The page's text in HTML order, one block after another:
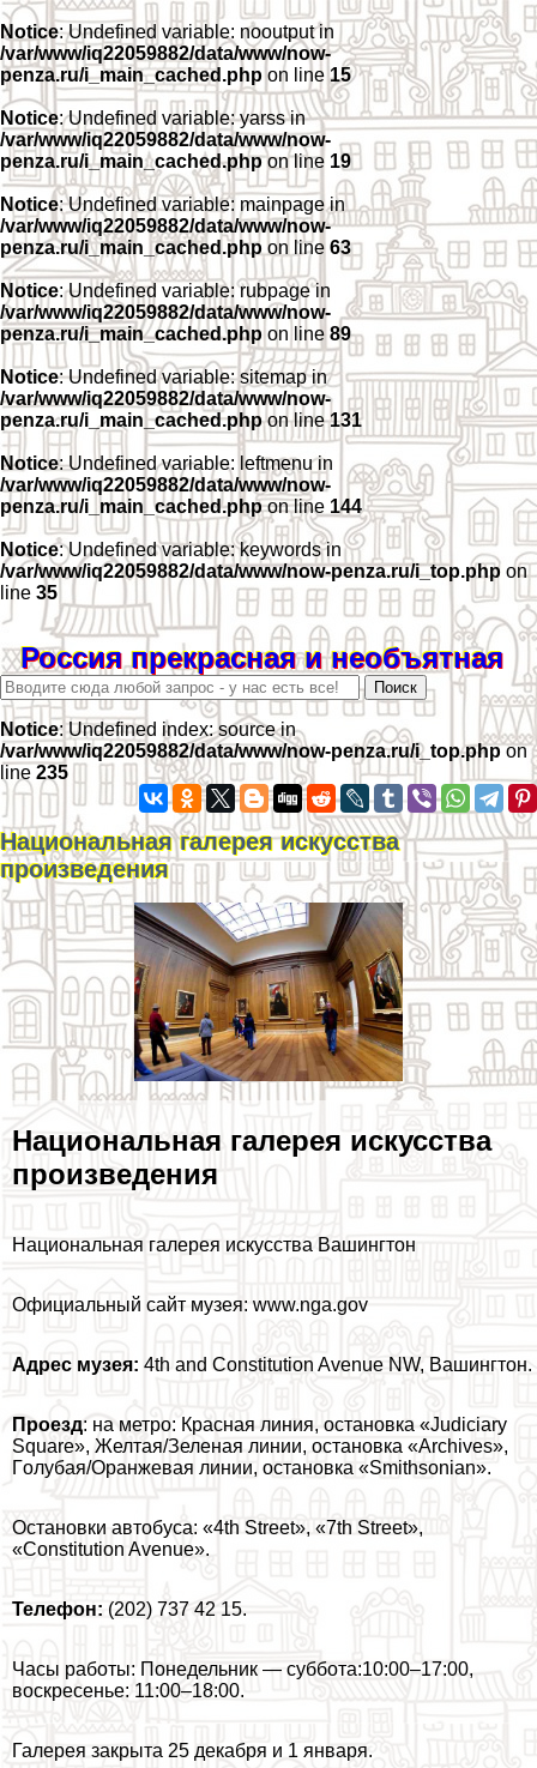
Notice: Undefined variable: nooutput in
/var/www/iq22059882/data/www/now-
penza.ru/i_main_cached.php on line 15
Notice: Undefined variable: yarss in
/var/www/iq22059882/data/www/now-
penza.ru/i_main_cached.phpon line 19
Notice: Undefined variable: mainpage in
/var/www/iq22059882/data/www/now-
penza.ru/i_main_cached.php on line 63
Notice: Undefined variable: rubpage in
/var/www/iq22059882/data/www/now-
penza.ru/i_main_cached.php on line 89
Notice: Undefined variable: sitemap in
/var/www/iq22059882/data/www/now-
penza.ru/i_main_cached.phpon line131
Notice: Undefined variable: leftmenu in
/var/www/iq22059882/data/www/now-
penza.ru/i_main_cached.phpon line 144
Notice: Undefined variable: keywords in
/var/www/iq22059882/data/www/now-penza.ru/i_top.php on
line 35
Россия прекрасная и необъятная
Notice: Undefined index: source in
/var/www/iq22059882/data/www/now-penza.ru/i_top.phpon
line 235
Национальная галерея искусства
произведения
Национальная галерея искусства
произведения
Национальная галерея искусства Вашингтон
Официальный сайт музея: www.nga.gov
Адрес музея: 4th and Constitution Avenue NW, Вашингтон.
Проезд: на метро: Красная линия, остановка «Judiciary
Square», Желтая/Зеленая линии, остановка «Archives»,
Гoлyбая/Оранжевая линии, остановка «Smithsonian».
Остановки автобуса: «4th Street», «7th Street»,
«Constitution Avenue».
Телефон: (202) 737 42 15.
Часы работы: Понедельник — суббота:10:00–17:00,
воскресенье: 11:00–18:00.
Галерея закрыта 25 декабря и 1 января.